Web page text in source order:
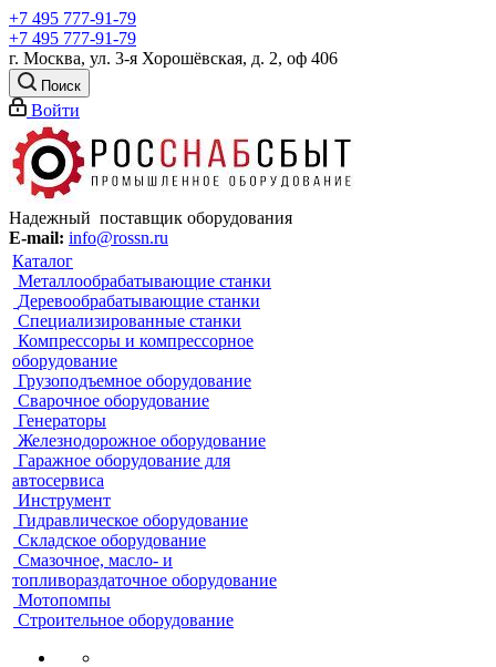
+7 495 777-91-79
+7 495 777-91-79
г. Москва, ул. 3-я Хорошёвская, д. 2, оф 406
Поиск
Войти
Надежный поставщик оборудования
E-mail: info@rossn.ru
Каталог
Металлообрабатывающие станки
Деревообрабатывающие станки
Специализированные станки
Компрессоры и компрессорное
оборудование
Грузоподъемное оборудование
Сварочное оборудование
Генераторы
Железнодорожное оборудование
Гаражное оборудование для
автосервиса
Инструмент
Гидравлическое оборудование
Складское оборудование
Смазочное, масло- и
топливораздаточное оборудование
Мотопомпы
Строительное оборудование